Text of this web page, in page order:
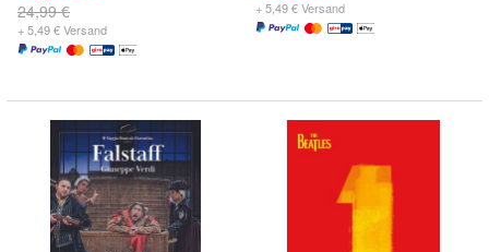
24,99 €
+ 5,49 € Versand
+ 5,49 € Versand